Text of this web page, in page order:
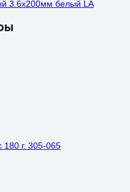
3.6x200мм белый LA
г. 305-065